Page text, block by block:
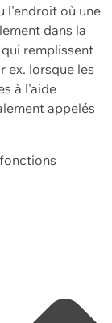
l'endroit où une
dans la
remplissent
ex. lorsque les
à l'aide
appelés